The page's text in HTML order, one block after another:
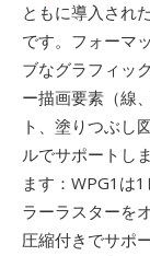
ともに導入され
です。フォーマ
ブなグラフィッ
ー描画要素（線
ト、塗りつぶし
ルでサポートし
ます：WPG1は
ラーラスターを
圧縮付きでサポ